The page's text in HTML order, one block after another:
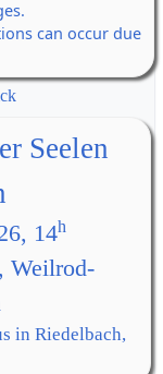
can occur due
Seelen
14h
Weilrod-
in Riedelbach,